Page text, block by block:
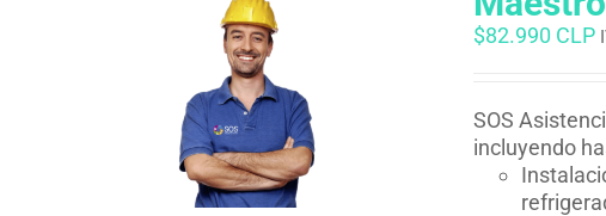
$82.990 CLP
SOS
incluyendo